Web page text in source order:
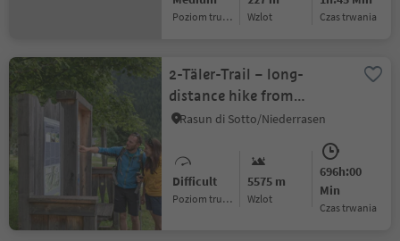
Poziom trudności Wzlot czas trwania
2-Täler-Trail – long-
distance hike from
Defereggen Valley to
Rasun di Sotto/Niederrasen
Difficult
Poziom trudności
5575 m
Wzlot
696h:00
Min
czas trwania